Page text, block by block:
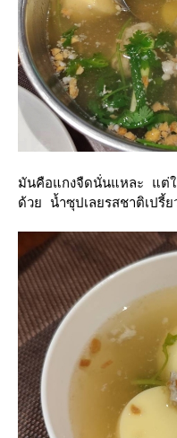
มันคือแกงจืดนั่นแหละ แต่ใ
ด้วย น้ำซุปเลยรสชาติเปรี้ย